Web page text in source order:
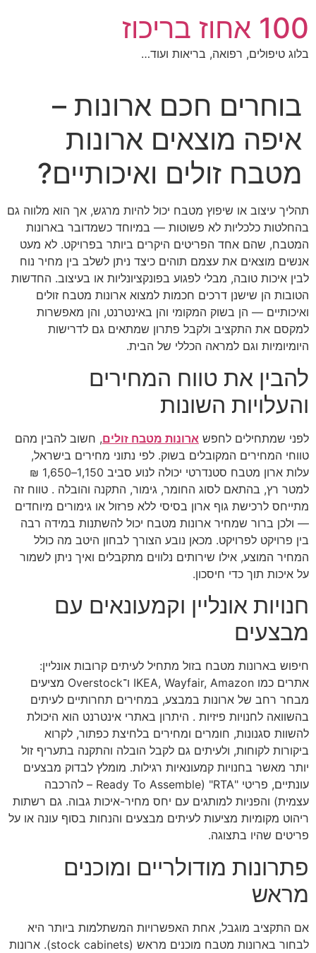
לתוכן
100 אחוז בריכוז
בלוג טיפולים, רפואה, בריאות ועוד…
בוחרים חכם ארונות –
איפה מוצאים ארונות
מטבח זולים ואיכותיים?
תהליך עיצוב או שיפוץ מטבח יכול להיות מרגש, אך הוא מלווה גם
בהחלטות כלכליות לא פשוטות — במיוחד כשמדובר בארונות
המטבח, שהם אחד הפריטים היקרים ביותר בפרויקט. לא מעט
אנשים מוצאים את עצמם תוהים כיצד ניתן לשלב בין מחיר נוח
לבין איכות טובה, מבלי לפגוע בפונקציונליות או בעיצוב. החדשות
הטובות הן שישנן דרכים חכמות למצוא ארונות מטבח זולים
ואיכותיים — הן בשוק המקומי והן באינטרנט, והן מאפשרות
למקסם את התקציב ולקבל פתרון שמתאים גם לדרישות
היומיומיות וגם למראה הכללי של הבית.
להבין את טווח המחירים
והעלויות השונות
לפני שמתחילים לחפש ארונות מטבח זולים, חשוב להבין מהם
טווחי המחירים המקובלים בשוק. לפי נתוני מחירים בישראל,
עלות ארון מטבח סטנדרטי יכולה לנוע סביב 1,150–1,650 ₪
למטר רץ, בהתאם לסוג החומר, גימור, התקנה והובלה . טווח זה
מתייחס לרכישת גוף ארון בסיסי ללא פרזול או גימורים מיוחדים
— ולכן ברור שמחיר ארונות מטבח יכול להשתנות במידה רבה
בין פרויקט לפרויקט. מכאן נובע הצורך לבחון היטב מה כולל
המחיר המוצע, אילו שירותים נלווים מתקבלים ואיך ניתן לשמור
על איכות תוך כדי חיסכון.
חנויות אונליין וקמעונאים עם
מבצעים
חיפוש בארונות מטבח בזול מתחיל לעיתים קרובות אונליין:
אתרים כמו IKEA, Wayfair, Amazon ו־Overstock מציעים
מבחר רחב של ארונות במבצע, במחירים תחרותיים לעיתים
בהשוואה לחנויות פיזיות . היתרון באתרי אינטרנט הוא היכולת
להשוות סגנונות, חומרים ומחירים בלחיצת כפתור, לקרוא
ביקורות לקוחות, ולעיתים גם לקבל הובלה והתקנה בתעריף זול
יותר מאשר בחנויות קמעונאיות רגילות. מומלץ לבדוק מבצעים
עונתיים, פריטי "RTA" (Ready To Assemble – להרכבה
עצמית) והפניות למותגים עם יחס מחיר-איכות גבוה. גם רשתות
ריהוט מקומיות מציעות לעיתים מבצעים והנחות בסוף עונה או על
פריטים שהיו בתצוגה.
פתרונות מודולריים ומוכנים
מראש
אם התקציב מוגבל, אחת האפשרויות המשתלמות ביותר היא
לבחור בארונות מטבח מוכנים מראש (stock cabinets). ארונות